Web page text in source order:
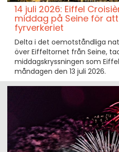
14 juli 2026: Eiffel
middag på Seine för
fyrverkeriet
Delta i det oemotståndliga
över Eiffeltornet från Seine,
middagskryssningen som
måndagen den 13 juli 2026.